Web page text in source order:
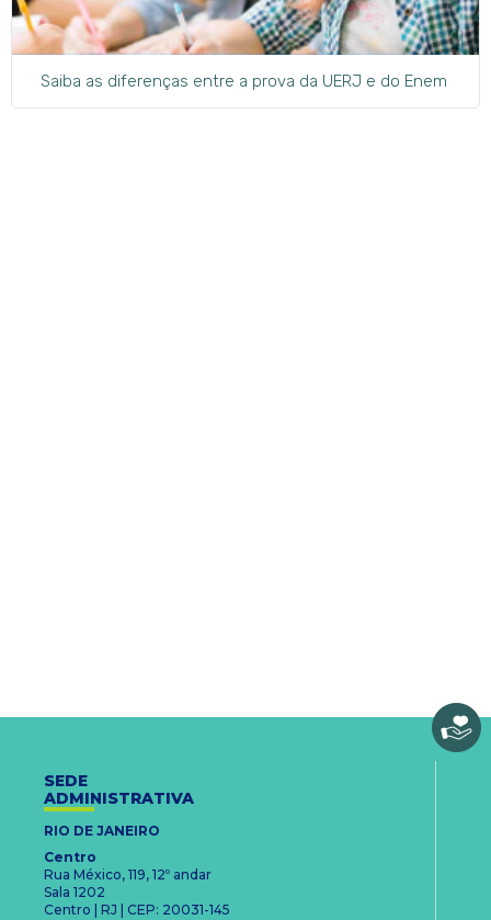
Saiba as diferenças entre a prova da UERJ e do Enem
SEDE
ADMINISTRATIVA
RIO DE JANEIRO
Centro
Rua México, 119, 12º andar
Sala 1202
Centro | RJ | CEP: 20031-145